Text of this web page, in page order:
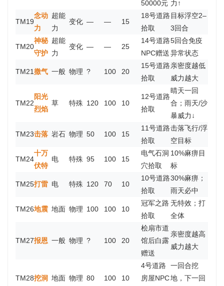
50000元 力↑
TM19
念动
力
超能
力
变化 — — 15
18号道路
拾取
目标浮空2–
3回合
TM20
神秘
守护
超能
力
变化 — — 25
14号道路
NPC赠送
5回合免疫
异常状态
TM21撒气 一般 物理 ? 100 20
15号道路
拾取
亲密度越低
威力越大
TM22
阳光
烈焰
草 特殊 120 100 10
12号道路
拾取
晴天一回
合；雨天/沙
暴威力↓
TM23击落 岩石 物理 50 100 15
11号道路
拾取
击落飞行/浮
空目标
TM24
十万
伏特
电 特殊 95 100 15
电气石洞
穴拾取
10%麻痹目
标
TM25打雷 电 特殊 120 70 10
10号道路
拾取
30%麻痹；
雨天必中
TM26地震 地面 物理 100 100 10
冠军之路
拾取
无特效；打
全体
TM27报恩 一般 物理 ? 100 20
桧扇市道
馆后白露
赠送
亲密度越高
威力越大
TM28挖洞 地面 物理 80 100 10
4号道路
房屋NPC
一回合挖
地，下一回